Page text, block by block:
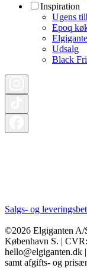
Inspiration
Ugens
Epoq
Udsalg
Black
Salgs- og
©2026 Elgiganten A/
København S. |
hello@elgiganten.dk
samt afgifts- og